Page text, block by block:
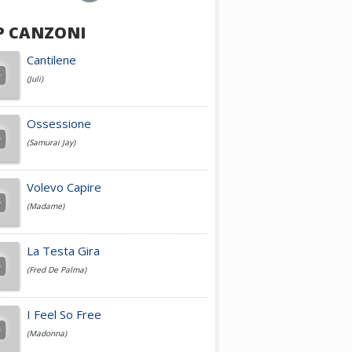
Achille Lauro
Cesare Cremonini
Jovanotti
Fedez
Simone Cristicchi
CANZONI
Cantilene
(Juli)
Ossessione
(Samurai Jay)
Volevo Capire
(Madame)
La Testa Gira
(Fred De Palma)
I Feel So Free
(Madonna)